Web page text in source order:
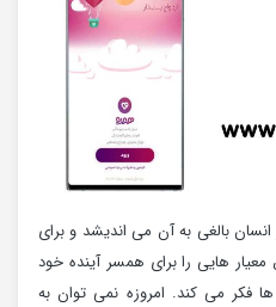
بالغی به‌ آن می اندیشد و برای
هایی را برای همسر آینده خود
فکر می کند. امروزه نمی توان به